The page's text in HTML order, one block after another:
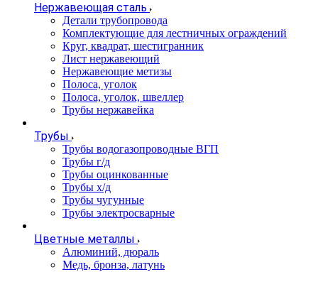
Нержавеющая сталь
Детали трубопровода
Комплектующие для лестничных ограждений
Круг, квадрат, шестигранник
Лист нержавеющий
Нержавеющие метизы
Полоса, уголок
Полоса, уголок, швеллер
Трубы нержавейка
Трубы
Трубы водогазопроводные ВГП
Трубы г/д
Трубы оцинкованные
Трубы х/д
Трубы чугунные
Трубы электросварные
Цветные металлы
Алюминий, дюраль
Медь, бронза, латунь